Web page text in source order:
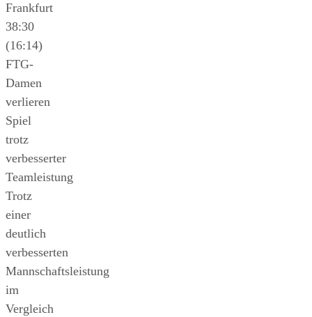
Frankfurt
38:30
(16:14)
FTG-
Damen
verlieren
Spiel
trotz
verbesserter
Teamleistung
Trotz
einer
deutlich
verbesserten
Mannschaftsleistung
im
Vergleich